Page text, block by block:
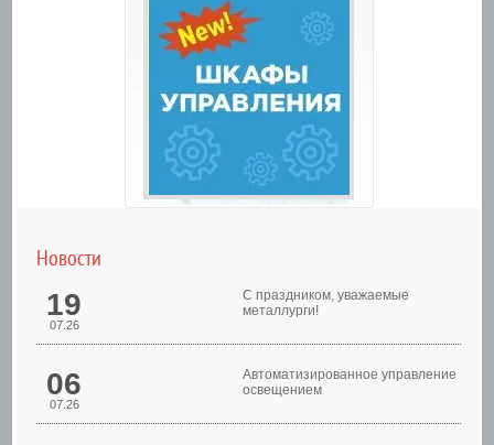
Шкафы управления
Новости
19
07.26
С праздником, уважаемые
металлурги!
06
07.26
Автоматизированное управление
освещением